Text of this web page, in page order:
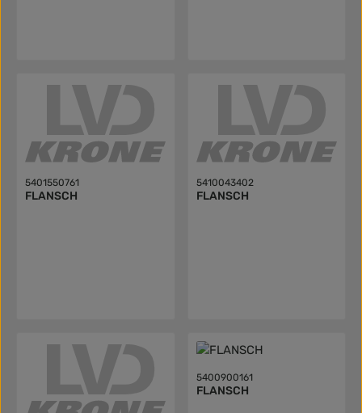
5401550761
FLANSCH
5410043402
FLANSCH
5400900161
FLANSCH